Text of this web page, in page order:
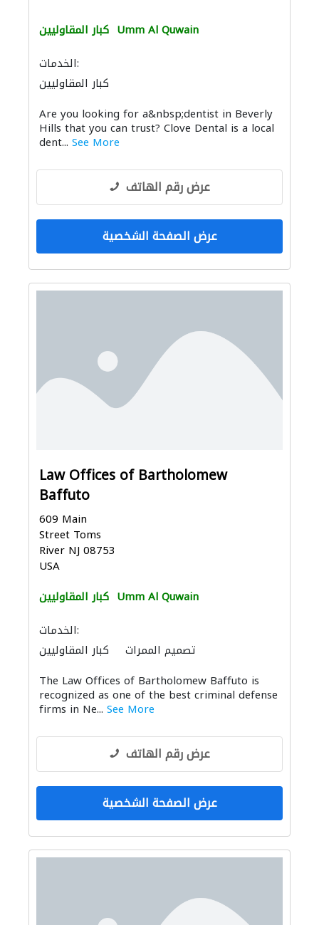
كبار المقاوليين Umm Al Quwain
الخدمات:
كبار المقاوليين
Are you looking for a&nbsp;dentist in Beverly
Hills that you can trust? Clove Dental is a local
dent... See More
عرض رقم الهاتف
عرض الصفحة الشخصية
Law Offices of Bartholomew
Baffuto
609 Main
Street Toms
River NJ 08753
USA
كبار المقاوليين Umm Al Quwain
الخدمات:
كبار المقاوليين
تصميم الممرات
The Law Offices of Bartholomew Baffuto is
recognized as one of the best criminal defense
firms in Ne... See More
عرض رقم الهاتف
عرض الصفحة الشخصية